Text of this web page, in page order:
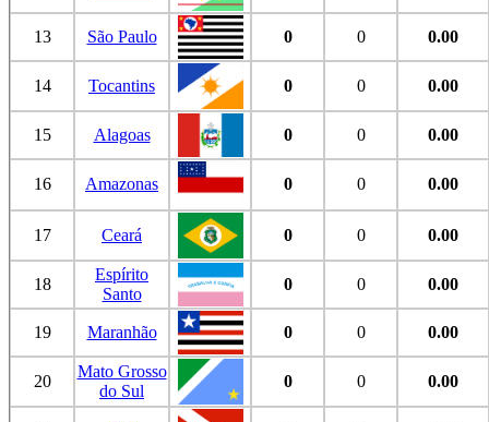
13 São Paulo 0 0 0.00
14 Tocantins 0 0 0.00
15 Alagoas 0 0 0.00
16 Amazonas 0 0 0.00
17 Ceará 0 0 0.00
18
Espírito
Santo
0 0 0.00
19 Maranhão 0 0 0.00
20
Mato Grosso
do Sul
0 0 0.00